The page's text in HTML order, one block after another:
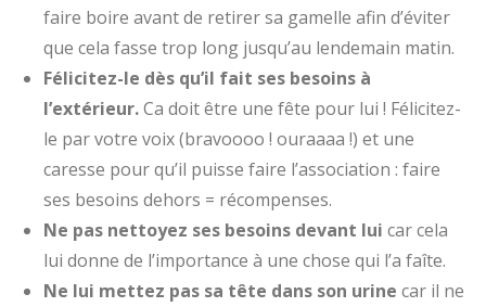
faire boire avant de retirer sa gamelle afin d’éviter
que cela fasse trop long jusqu’au lendemain matin.
Félicitez-le dès qu’il fait ses besoins à
l’extérieur.Ca doit être une fête pour lui ! Félicitez-
le par votre voix (bravoooo ! ouraaaa !) et une
caresse pour qu’il puisse faire l’association : faire
ses besoins dehors = récompenses.
Ne pas nettoyez ses besoins devant lui car cela
lui donne de l’importance à une chose qui l’a faîte.
Ne lui mettez pas sa tête dans son urine car il ne